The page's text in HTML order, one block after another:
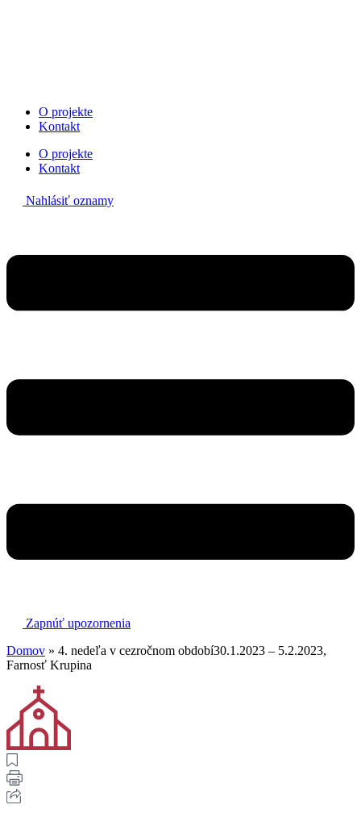
O projekte
Kontakt
O projekte
Kontakt
Nahlásiť oznamy
Zapnúť upozornenia
Domov » 4. nedeľa v cezročnom období30.1.2023 – 5.2.2023,
Farnosť Krupina